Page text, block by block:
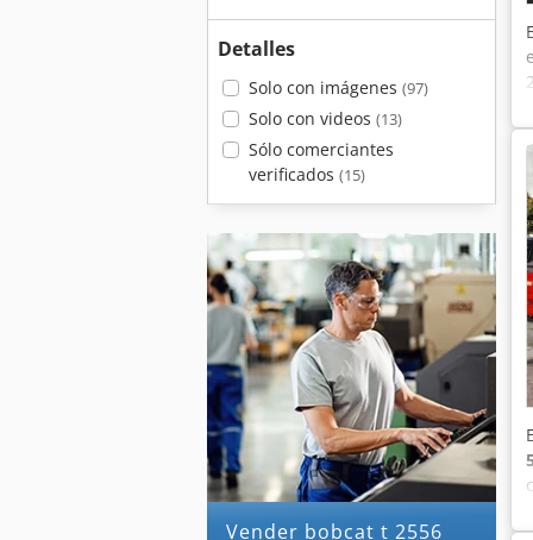
Detalles
Solo con imágenes (97)
Solo con videos (13)
Sólo comerciantes
verificados (15)
Vender bobcat t 2556